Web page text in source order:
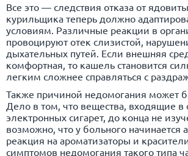
Все это — следствия отказа от
курильщика теперь должно
условиям. Различные реакции в
провоцируют отек слизистой,
дыхательных путей. Если внешняя
комфортная, то кашель становится
легким сложнее справляться с
Также причиной недомогания может
Дело в том, что вещества, входящие в
электронных сигарет, до конца не
возможно, что у больного начинается
реакция на ароматизаторы и
симптомов недомогания такого типа